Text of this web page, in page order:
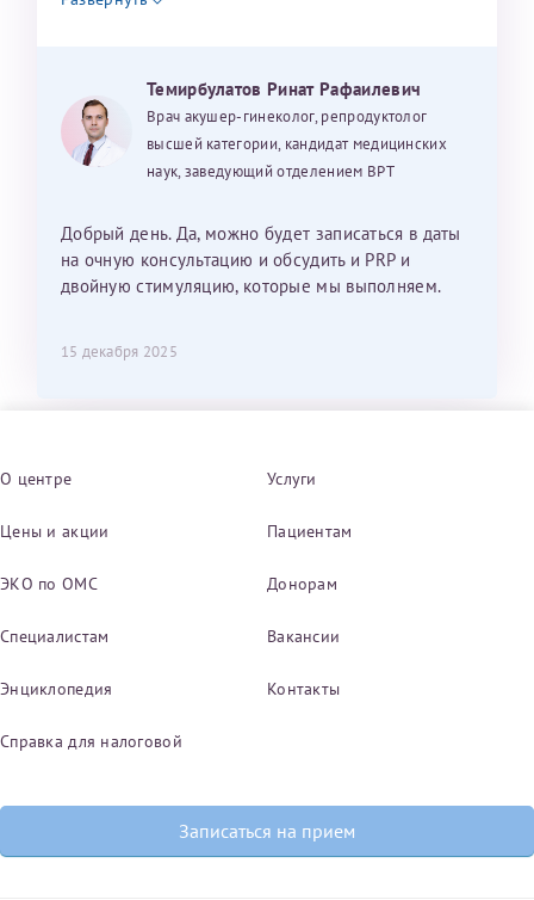
Темирбулатов Ринат Рафаилевич
Врач акушер-гинеколог, репродуктолог
высшей категории, кандидат медицинских
наук, заведующий отделением ВРТ
Добрый день. Да, можно будет записаться в даты
на очную консультацию и обсудить и PRP и
двойную стимуляцию, которые мы выполняем.
15 декабря 2025
О центре Услуги
Цены и акции Пациентам
ЭКО по ОМС Донорам
Специалистам Вакансии
Энциклопедия Контакты
Справка для налоговой
Записаться на прием